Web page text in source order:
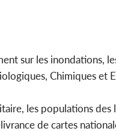
sur les inondations,
Chimiques et
les populations
de cartes